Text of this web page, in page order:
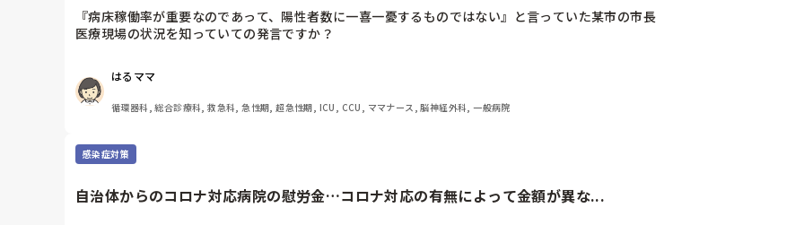
そして5類に下げる事で保健所からの自宅待機や入院要請や国民に対する自粛要請や消毒命令が出せなくなり、逆に感染者が増えます。そう
ます。
デルタ株の感染力の強さ(水痘-帯状疱疹ウィルスと同程度と言われています)と重症化率の高さ、確率としては低いもののブレイクスルー感
『病床稼働率が重要なのであって、陽性者数に一喜一憂するものではない』と言っていた某市の市長
医療現場の状況を知っていての発言ですか？
毎日フルPPEで働いている人の身にもなってほしい…
はるママ
循環器科, 総合診療科, 救急科, 急性期, 超急性期, ICU, CCU, ママナース, 脳神経外科, 一般病院
感染症対策
自治体からのコロナ対応病院の慰労金…コロナ対応の有無によって金額が異な...